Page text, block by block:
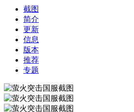
截图
简介
更新
信息
版本
推荐
专题